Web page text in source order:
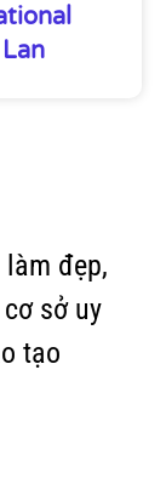
làm đẹp,
sở uy
tạo